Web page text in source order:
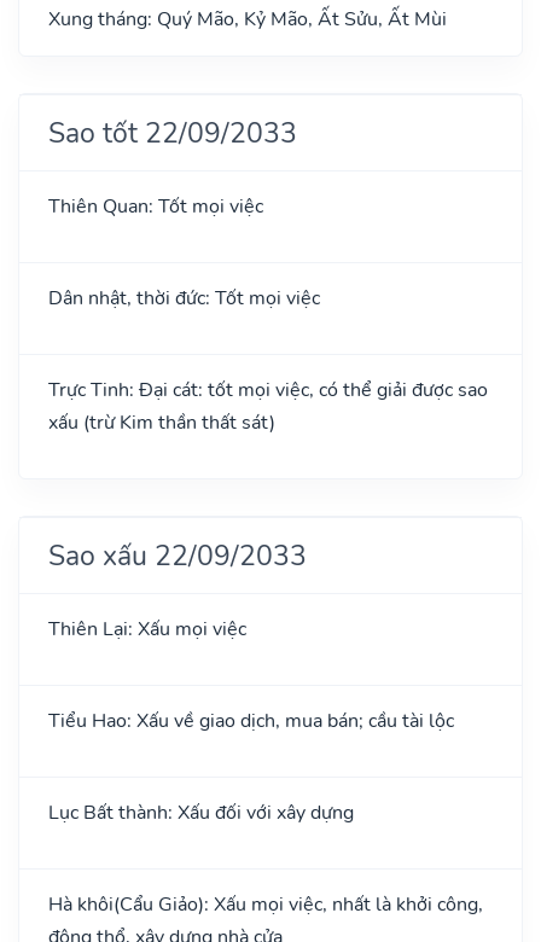
Xung tháng: Quý Mão, Kỷ Mão, Ất Sửu, Ất Mùi
Sao tốt 22/09/2033
Thiên Quan: Tốt mọi việc
Dân nhật, thời đức: Tốt mọi việc
Trực Tinh: Đại cát: tốt mọi việc, có thể giải được sao
xấu (trừ Kim thần thất sát)
Sao xấu 22/09/2033
Thiên Lại: Xấu mọi việc
Tiểu Hao: Xấu về giao dịch, mua bán; cầu tài lộc
Lục Bất thành: Xấu đối với xây dựng
Hà khôi(Cẩu Giảo): Xấu mọi việc, nhất là khởi công,